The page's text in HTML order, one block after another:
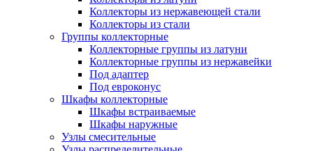
Коллекторы из нержавеющей стали
Коллекторы из стали
Группы коллекторные
Коллекторные группы из латуни
Коллекторные группы из нержавейки
Под адаптер
Под евроконус
Шкафы коллекторные
Шкафы встраиваемые
Шкафы наружные
Узлы смесительные